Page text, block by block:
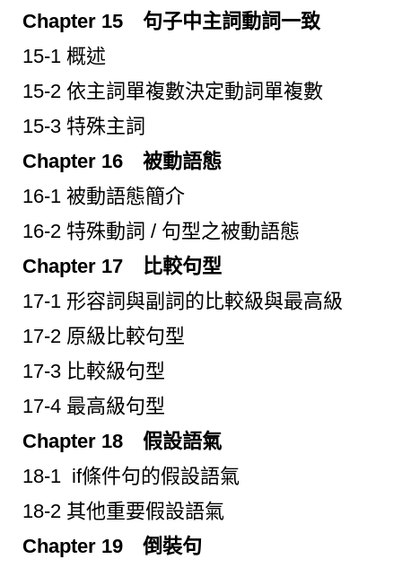
Chapter 15 句子中主詞動詞一致
15-1 概述
15-2 依主詞單複數決定動詞單複數
15-3 特殊主詞
Chapter 16 被動語態
16-1 被動語態簡介
16-2 特殊動詞 / 句型之被動語態
Chapter 17 比較句型
17-1 形容詞與副詞的比較級與最高級
17-2 原級比較句型
17-3 比較級句型
17-4 最高級句型
Chapter 18 假設語氣
18-1 if條件句的假設語氣
18-2 其他重要假設語氣
Chapter 19 倒裝句